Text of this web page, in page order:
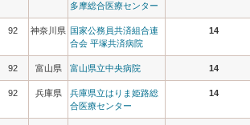
多摩総合医療センター
92 神奈川県 国家公務員共済組合連
合会 平塚共済病院
14
92 富山県 富山県立中央病院 14
92 兵庫県
兵庫県立はりま姫路総
合医療センター
14